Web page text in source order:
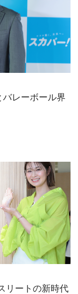
バレーボール界
リートの新時代